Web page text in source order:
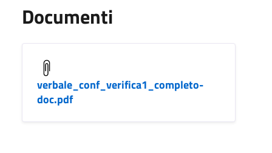
Documenti
verbale_conf_verifica1_completo-
doc.pdf